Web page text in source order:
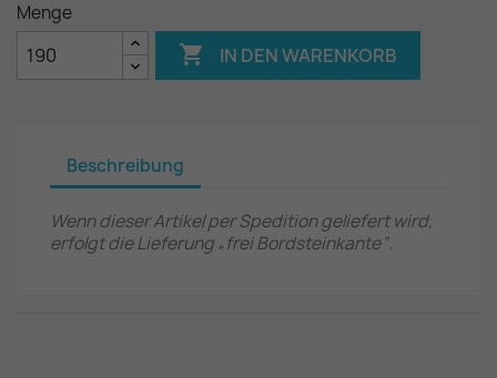
Menge
 IN DEN WARENKORB
Beschreibung
Wenn dieser Artikel per Spedition geliefert wird,
erfolgt die Lieferung „frei Bordsteinkante“.